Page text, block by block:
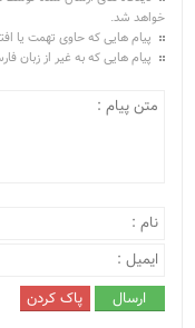
خواهد شد.
پیام هایی که حاوی تهمت یا
پیام هایی که به غیر از زبان